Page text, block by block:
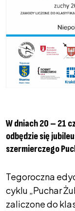
W dniach 20 – 21
odbędzie się
szermierczego
Tegoroczna
cyklu „Puchar
zaliczone do